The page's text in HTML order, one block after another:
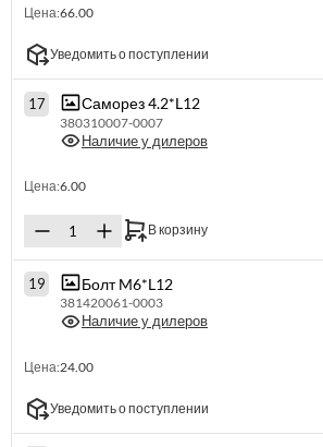
Цена:66.00
Уведомить о поступлении
17 Саморез 4.2*L12
380310007-0007
Наличие у дилеров
Цена:6.00
В корзину
19 Болт M6*L12
381420061-0003
Наличие у дилеров
Цена:24.00
Уведомить о поступлении